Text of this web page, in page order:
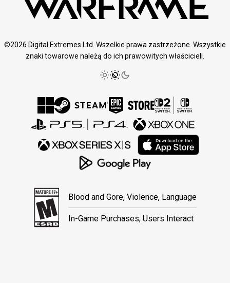
©2026 Digital Extremes Ltd. Wszelkie prawa zastrzeżone. Wszystkie
znaki towarowe należą do ich prawowitych właścicieli.
Blood and Gore, Violence, Language
In-Game Purchases, Users Interact